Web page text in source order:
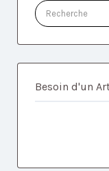
Rechercher:
Besoin d'un